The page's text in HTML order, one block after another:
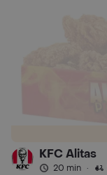
KFC Alitas
20 min ·